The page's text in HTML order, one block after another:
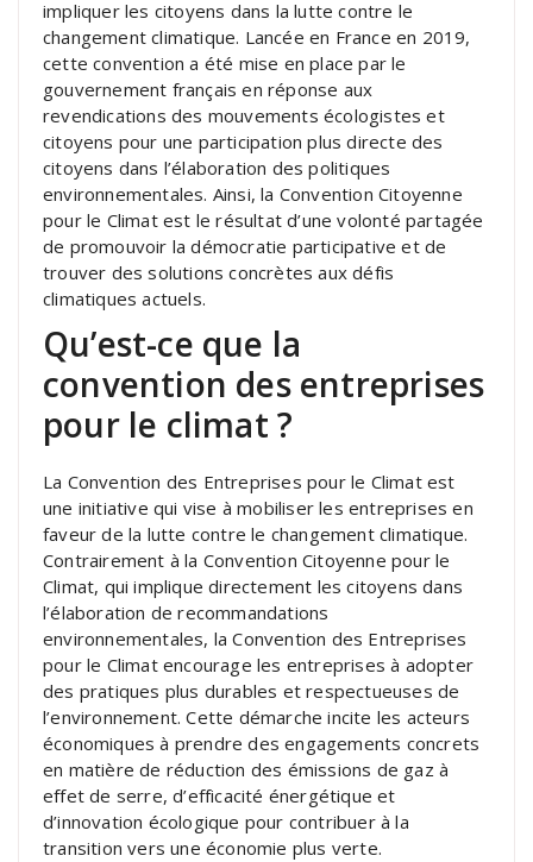
impliquer les citoyens dans la lutte contre le
changement climatique. Lancée en France en 2019,
cette convention a été mise en place par le
gouvernement français en réponse aux
revendications des mouvements écologistes et
citoyens pour une participation plus directe des
citoyens dans l’élaboration des politiques
environnementales. Ainsi, la Convention Citoyenne
pour le Climat est le résultat d’une volonté partagée
de promouvoir la démocratie participative et de
trouver des solutions concrètes aux défis
climatiques actuels.
Qu’est-ce que la
convention des entreprises
pour le climat ?
La Convention des Entreprises pour le Climat est
une initiative qui vise à mobiliser les entreprises en
faveur de la lutte contre le changement climatique.
Contrairement à la Convention Citoyenne pour le
Climat, qui implique directement les citoyens dans
l’élaboration de recommandations
environnementales, la Convention des Entreprises
pour le Climat encourage les entreprises à adopter
des pratiques plus durables et respectueuses de
l’environnement. Cette démarche incite les acteurs
économiques à prendre des engagements concrets
en matière de réduction des émissions de gaz à
effet de serre, d’efficacité énergétique et
d’innovation écologique pour contribuer à la
transition vers une économie plus verte.